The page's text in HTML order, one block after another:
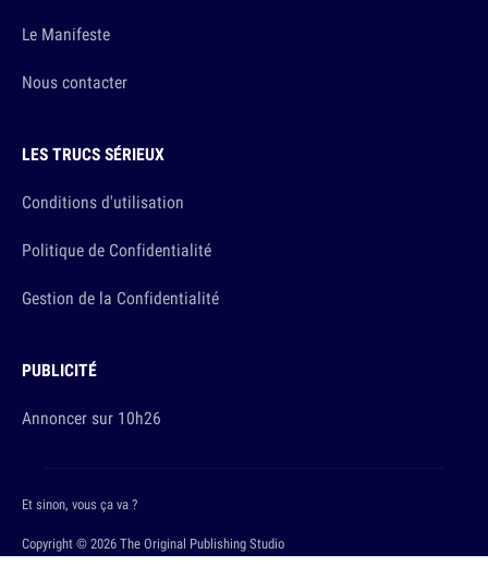
Le Manifeste
Nous contacter
LES TRUCS SÉRIEUX
Conditions d'utilisation
Politique de Confidentialité
Gestion de la Confidentialité
PUBLICITÉ
Annoncer sur 10h26
Copyright © 2026 The Original Publishing Studio
Et sinon, vous ça va ?